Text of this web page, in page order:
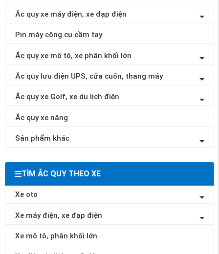
Ắc quy xe máy điện, xe đạp điện
Pin máy công cụ cầm tay
Ắc quy xe mô tô, xe phân khối lớn
Ắc quy lưu điện UPS, cửa cuốn, thang máy
Ắc quy xe Golf, xe du lịch điện
Ắc quy xe nâng
Sản phẩm khác
TÌM ẮC QUY THEO XE
Xe oto
Xe máy điện, xe đạp điện
Xe mô tô, phân khối lớn